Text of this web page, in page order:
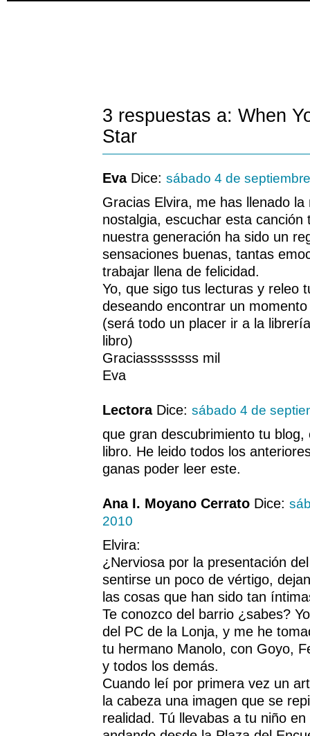
3 respuestas a: When
Star
EvaDice: sábado 4 de
Gracias Elvira, me has llenado
nostalgia, escuchar esta canción
nuestra generación ha sido un
sensaciones buenas, tantas
trabajar llena de felicidad.
Yo, que sigo tus lecturas y releo
deseando encontrar un
(será todo un placer ir a la
libro)
Graciassssssss mil
Eva
LectoraDice: sábado 4 de
que gran descubrimiento tu
libro. He leido todos los
ganas poder leer este.
Ana I. Moyano Cerrato Dice:
2010
Elvira:
¿Nerviosa por la presentación
sentirse un poco de vértigo,
las cosas que han sido tan
Te conozco del barrio ¿sabes?
del PC de la Lonja, y me he
tu hermano Manolo, con Goyo,
y todos los demás.
Cuando leí por primera vez un
la cabeza una imagen que se
realidad. Tú llevabas a tu niño